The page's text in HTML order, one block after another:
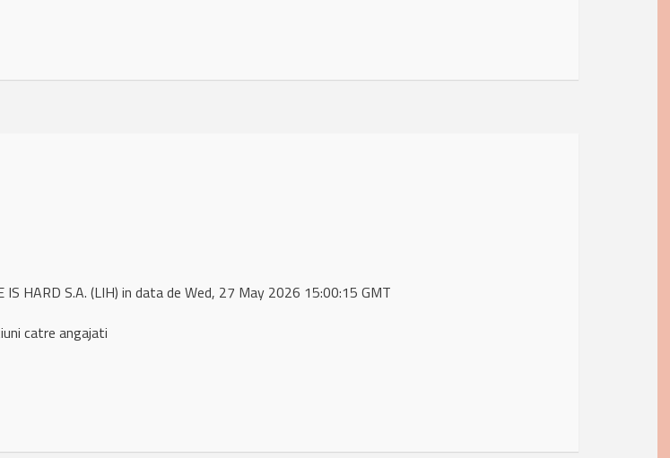
HARD S.A. (LIH) in data de Wed, 27 May 2026 15:00:15 GMT
catre angajati